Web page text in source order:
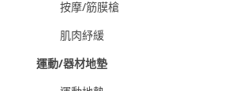
按摩/筋膜槍
肌肉紓緩
運動/器材地墊